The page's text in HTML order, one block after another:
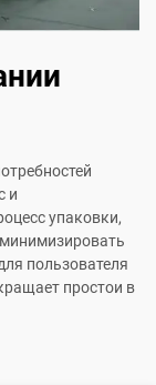
и
упаковки,
пользователя
простои в